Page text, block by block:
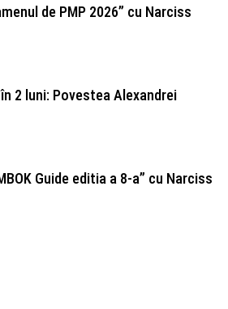
de PMP 2026” cu Narciss
în 2 luni: Povestea Alexandrei
Guide editia a 8-a” cu Narciss